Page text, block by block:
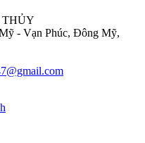
- Vạn Phúc, Đông Mỹ,